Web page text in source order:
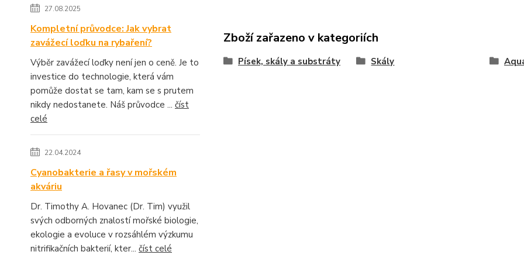
27.08.2025
Kompletní průvodce: Jak vybrat
zavážecí loďku na rybaření?
Výběr zavážecí loďky není jen o ceně. Je to
investice do technologie, která vám
pomůže dostat se tam, kam se s prutem
nikdy nedostanete. Náš průvodce ... číst
celé
22.04.2024
Cyanobakterie a řasy v mořském
akváriu
Dr. Timothy A. Hovanec (Dr. Tim) využil
svých odborných znalostí mořské biologie,
ekologie a evoluce v rozsáhlém výzkumu
nitrifikačních bakterií, kter... číst celé
Zboží zařazeno v kategoriích
Písek, skály a substráty Skály